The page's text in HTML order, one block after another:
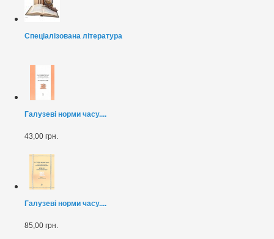
Спеціалізована література
Галузеві норми часу....
43,00 грн.
Галузеві норми часу....
85,00 грн.